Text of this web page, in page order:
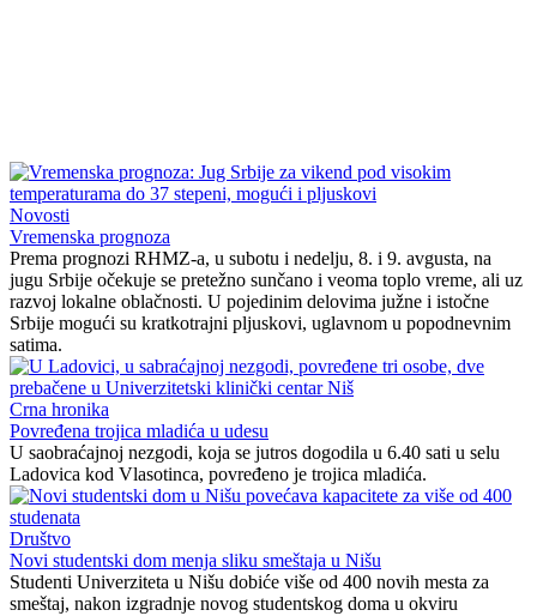
Novosti
Vremenska prognoza
Prema prognozi RHMZ-a, u subotu i nedelju, 8. i 9. avgusta, na
jugu Srbije očekuje se pretežno sunčano i veoma toplo vreme, ali uz
razvoj lokalne oblačnosti. U pojedinim delovima južne i istočne
Srbije mogući su kratkotrajni pljuskovi, uglavnom u popodnevnim
satima.
Crna hronika
Povređena trojica mladića u udesu
U saobraćajnoj nezgodi, koja se jutros dogodila u 6.40 sati u selu
Ladovica kod Vlasotinca, povređeno je trojica mladića.
Društvo
Novi studentski dom menja sliku smeštaja u Nišu
Studenti Univerziteta u Nišu dobiće više od 400 novih mesta za
smeštaj, nakon izgradnje novog studentskog doma u okviru